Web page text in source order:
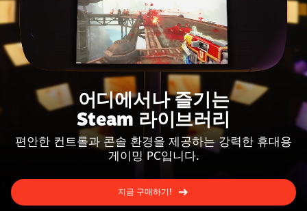
도킹 스테이션
소프트웨어
Deck Verified
제품 사양
지금 구매하기
어디에서나 즐기는
Steam 라이브러리
편안한 컨트롤과 콘솔 환경을 제공하는 강력한 휴대용
게이밍 PC입니다.
지금 구매하기!